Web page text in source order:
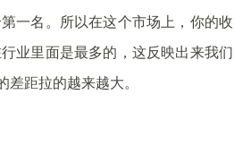
一名。所以在这个市场上，你的收
业里面是最多的，这反映出来我们
距拉的越来越大。